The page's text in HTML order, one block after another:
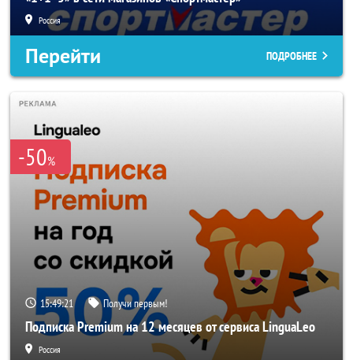
Россия
Перейти ПОДРОБНЕЕ
-50%
15:49:19 Получи первым!
Подписка Premium на 12 месяцев от сервиса LinguaLeo
Россия